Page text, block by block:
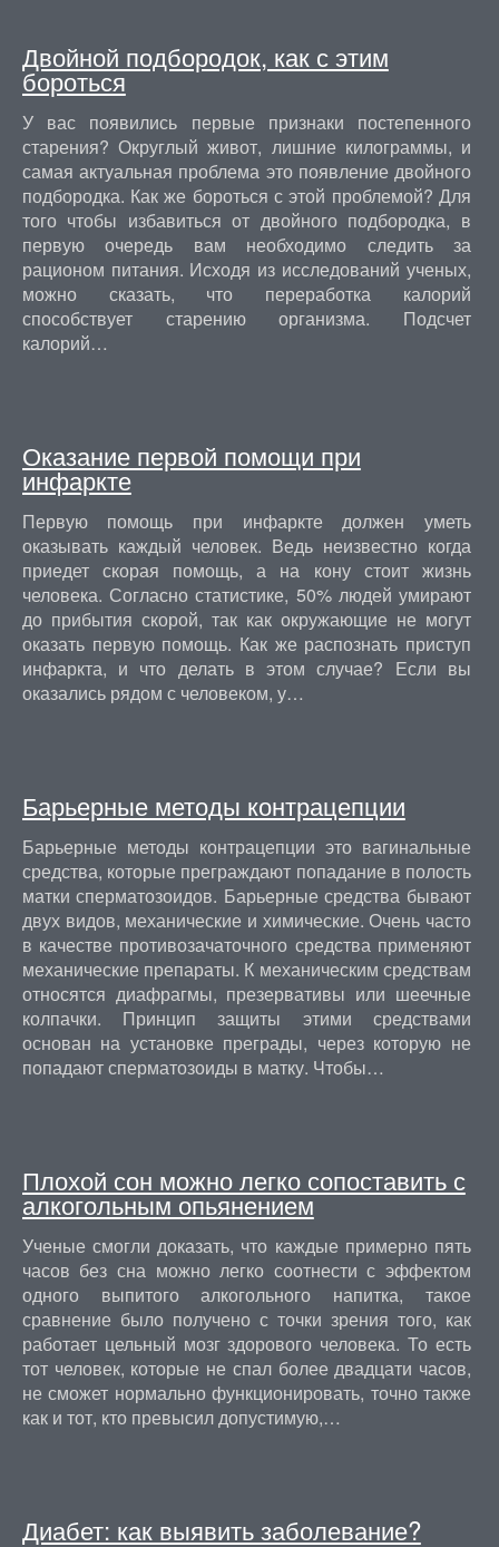
Двойной подбородок, как с этим
бороться
У вас появились первые признаки постепенного
старения? Округлый живот, лишние килограммы, и
самая актуальная проблема это появление двойного
подбородка. Как же бороться с этой проблемой? Для
того чтобы избавиться от двойного подбородка, в
первую очередь вам необходимо следить за
рационом питания. Исходя из исследований ученых,
можно сказать, что переработка калорий
способствует старению организма. Подсчет
калорий…
Оказание первой помощи при
инфаркте
Первую помощь при инфаркте должен уметь
оказывать каждый человек. Ведь неизвестно когда
приедет скорая помощь, а на кону стоит жизнь
человека. Согласно статистике, 50% людей умирают
до прибытия скорой, так как окружающие не могут
оказать первую помощь. Как же распознать приступ
инфаркта, и что делать в этом случае? Если вы
оказались рядом с человеком, у…
Барьерные методы контрацепции
Барьерные методы контрацепции это вагинальные
средства, которые преграждают попадание в полость
матки сперматозоидов. Барьерные средства бывают
двух видов, механические и химические. Очень часто
в качестве противозачаточного средства применяют
механические препараты. К механическим средствам
относятся диафрагмы, презервативы или шеечные
колпачки. Принцип защиты этими средствами
основан на установке преграды, через которую не
попадают сперматозоиды в матку. Чтобы…
Плохой сон можно легко сопоставить с
алкогольным опьянением
Ученые смогли доказать, что каждые примерно пять
часов без сна можно легко соотнести с эффектом
одного выпитого алкогольного напитка, такое
сравнение было получено с точки зрения того, как
работает цельный мозг здорового человека. То есть
тот человек, которые не спал более двадцати часов,
не сможет нормально функционировать, точно также
как и тот, кто превысил допустимую,…
Диабет: как выявить заболевание?